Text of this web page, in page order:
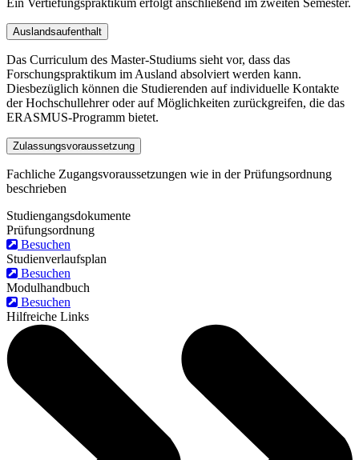
Auslandsaufenthalt
Das Curriculum des Master-Studiums sieht vor, dass das
Forschungspraktikum im Ausland absolviert werden kann.
Diesbezüglich können die Studierenden auf individuelle Kontakte
der Hochschullehrer oder auf Möglichkeiten zurückgreifen, die das
ERASMUS-Programm bietet.
Zulassungsvoraussetzung
Fachliche Zugangsvoraussetzungen wie in der Prüfungsordnung
beschrieben
Studiengangsdokumente
Prüfungsordnung
Besuchen
Studienverlaufsplan
Besuchen
Modulhandbuch
Besuchen
Hilfreiche Links